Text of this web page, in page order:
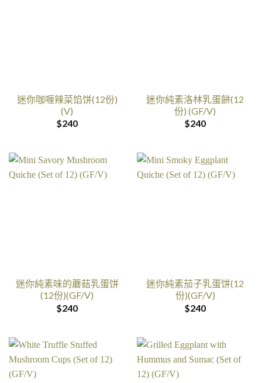
迷你咖喱辣菜馅饼(12份)
(V)
$240
迷你純素洛林乳蛋餅(12
份) (GF/V)
$240
迷你純素味的蘑菇乳蛋饼
(12份)(GF/V)
$240
迷你純素茄子乳蛋饼(12
份)(GF/V)
$240